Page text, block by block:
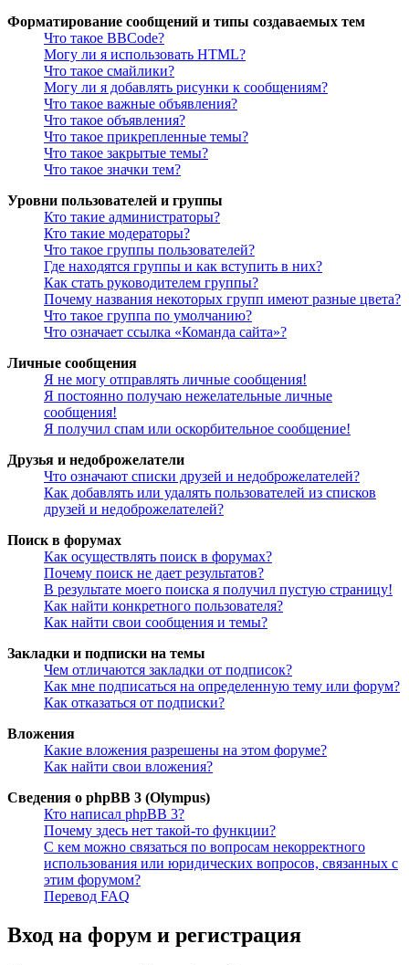
Форматирование сообщений и типы создаваемых тем
Что такое BBCode?
Могу ли я использовать HTML?
Что такое смайлики?
Могу ли я добавлять рисунки к сообщениям?
Что такое важные объявления?
Что такое объявления?
Что такое прикрепленные темы?
Что такое закрытые темы?
Что такое значки тем?
Уровни пользователей и группы
Кто такие администраторы?
Кто такие модераторы?
Что такое группы пользователей?
Где находятся группы и как вступить в них?
Как стать руководителем группы?
Почему названия некоторых групп имеют разные цвета?
Что такое группа по умолчанию?
Что означает ссылка «Команда сайта»?
Личные сообщения
Я не могу отправлять личные сообщения!
Я постоянно получаю нежелательные личные
сообщения!
Я получил спам или оскорбительное сообщение!
Друзья и недоброжелатели
Что означают списки друзей и недоброжелателей?
Как добавлять или удалять пользователей из списков
друзей и недоброжелателей?
Поиск в форумах
Как осуществлять поиск в форумах?
Почему поиск не дает результатов?
В результате моего поиска я получил пустую страницу!
Как найти конкретного пользователя?
Как найти свои сообщения и темы?
Закладки и подписки на темы
Чем отличаются закладки от подписок?
Как мне подписаться на определенную тему или форум?
Как отказаться от подписки?
Вложения
Какие вложения разрешены на этом форуме?
Как найти свои вложения?
Сведения о phpBB 3 (Olympus)
Кто написал phpBB 3?
Почему здесь нет такой-то функции?
С кем можно связаться по вопросам некорректного
использования или юридических вопросов, связанных с
этим форумом?
Перевод FAQ
Вход на форум и регистрация